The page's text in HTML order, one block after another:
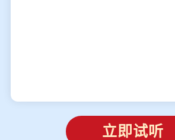
立即试听